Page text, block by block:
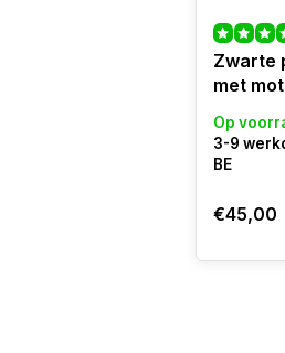
Zwarte
met
Op
3-9
BE
€45,00